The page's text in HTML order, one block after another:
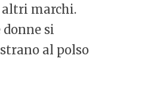
altri marchi.
si
al polso